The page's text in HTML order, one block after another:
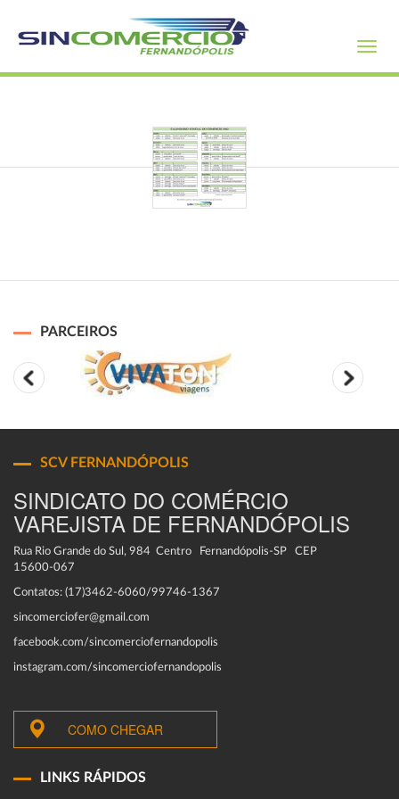
PARCEIROS
SCV FERNANDÓPOLIS
SINDICATO DO COMÉRCIO
VAREJISTA DE FERNANDÓPOLIS
Rua Rio Grande do Sul, 984 Centro Fernandópolis-SP CEP
15600-067
Contatos: (17)3462-6060/99746-1367
sincomerciofer@gmail.com
facebook.com/sincomerciofernandopolis
instagram.com/sincomerciofernandopolis
COMO CHEGAR
LINKS RÁPIDOS